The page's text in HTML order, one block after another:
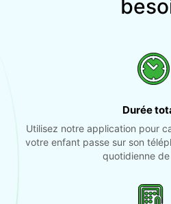
Durée
Utilisez notre application pour
votre enfant passe sur son
quotidienne